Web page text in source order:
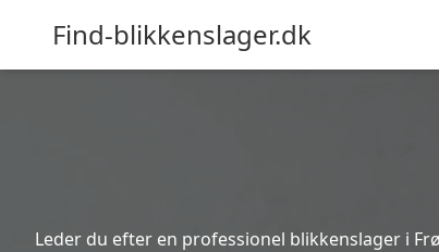
Find-blikkenslager.dk
Leder du efter en professionel blikkenslager i